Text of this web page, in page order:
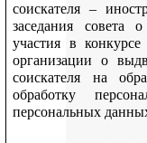
соискателя –
заседания совета
участия в
организации о
соискателя на
обработку
персональных